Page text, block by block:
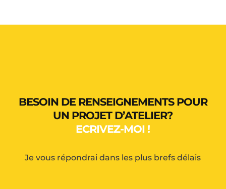
BESOIN DE RENSEIGNEMENTS POUR
UN PROJET D’ATELIER?
ECRIVEZ-MOI !
Je vous répondrai dans les plus brefs délais